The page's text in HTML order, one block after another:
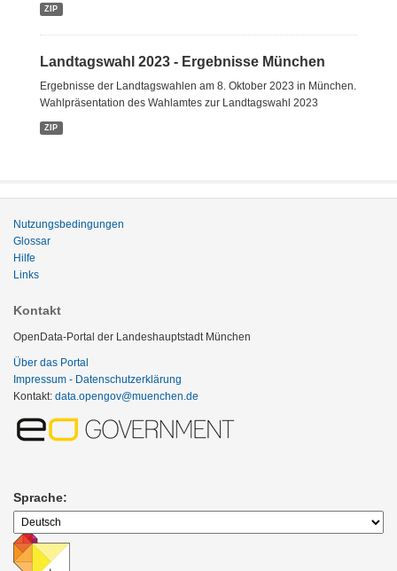
ZIP
Landtagswahl 2023 - Ergebnisse München
Ergebnisse der Landtagswahlen am 8. Oktober 2023 in München.
Wahlpräsentation des Wahlamtes zur Landtagswahl 2023
ZIP
Nutzungsbedingungen
Glossar
Hilfe
Links
Kontakt
OpenData-Portal der Landeshauptstadt München
Über das Portal
Impressum - Datenschutzerklärung
Kontakt: data.opengov@muenchen.de
Sprache